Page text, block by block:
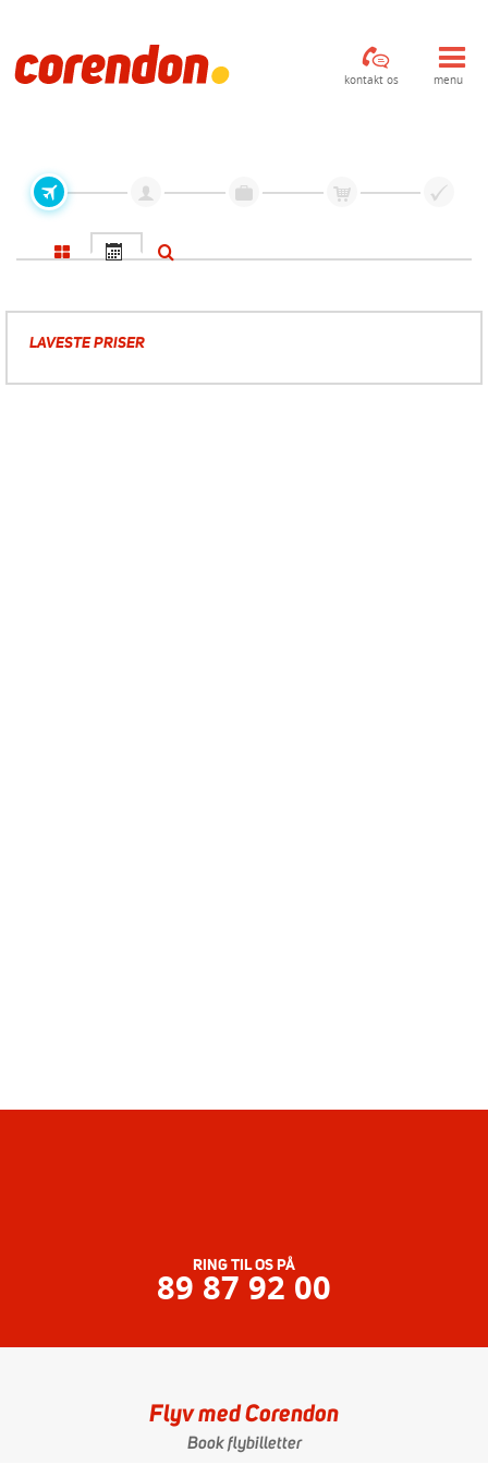
kontakt os menu
LAVESTE PRISER
RING TIL OS PÅ
89 87 92 00
Flyv med Corendon
Book flybilletter